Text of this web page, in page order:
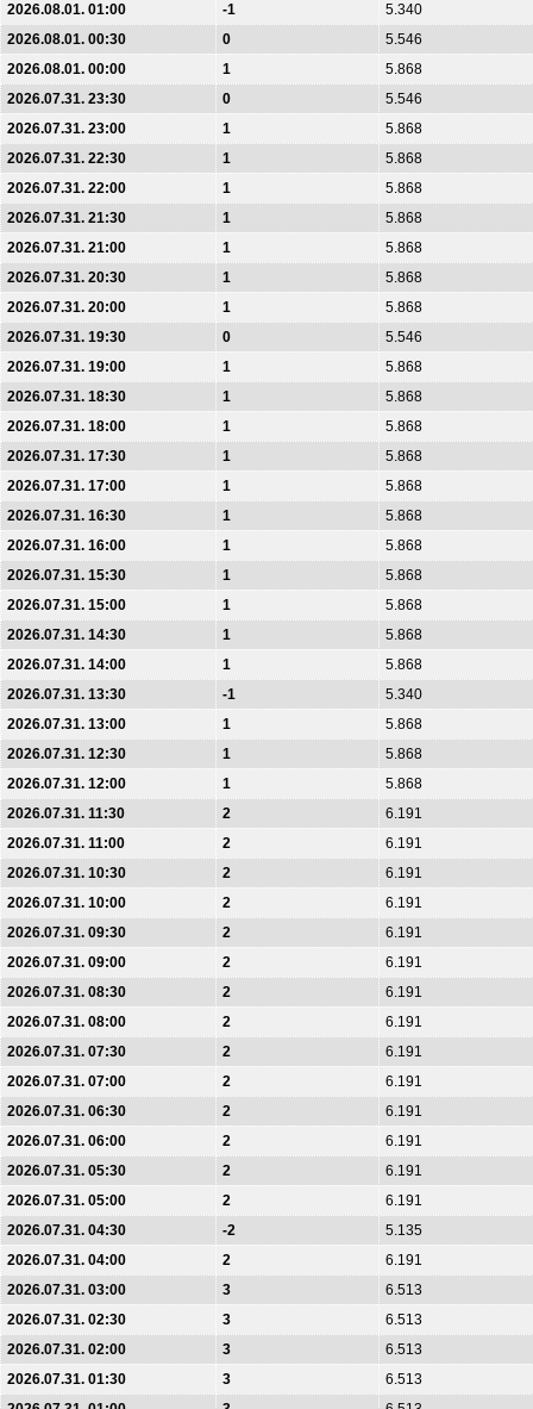
2026.08.01. 01:00
-1
5.340
2026.08.01. 00:30
0
5.546
2026.08.01. 00:00
1
5.868
2026.07.31. 23:30
0
5.546
2026.07.31. 23:00
1
5.868
2026.07.31. 22:30
1
5.868
2026.07.31. 22:00
1
5.868
2026.07.31. 21:30
1
5.868
2026.07.31. 21:00
1
5.868
2026.07.31. 20:30
1
5.868
2026.07.31. 20:00
1
5.868
2026.07.31. 19:30
0
5.546
2026.07.31. 19:00
1
5.868
2026.07.31. 18:30
1
5.868
2026.07.31. 18:00
1
5.868
2026.07.31. 17:30
1
5.868
2026.07.31. 17:00
1
5.868
2026.07.31. 16:30
1
5.868
2026.07.31. 16:00
1
5.868
2026.07.31. 15:30
1
5.868
2026.07.31. 15:00
1
5.868
2026.07.31. 14:30
1
5.868
2026.07.31. 14:00
1
5.868
2026.07.31. 13:30
-1
5.340
2026.07.31. 13:00
1
5.868
2026.07.31. 12:30
1
5.868
2026.07.31. 12:00
1
5.868
2026.07.31. 11:30
2
6.191
2026.07.31. 11:00
2
6.191
2026.07.31. 10:30
2
6.191
2026.07.31. 10:00
2
6.191
2026.07.31. 09:30
2
6.191
2026.07.31. 09:00
2
6.191
2026.07.31. 08:30
2
6.191
2026.07.31. 08:00
2
6.191
2026.07.31. 07:30
2
6.191
2026.07.31. 07:00
2
6.191
2026.07.31. 06:30
2
6.191
2026.07.31. 06:00
2
6.191
2026.07.31. 05:30
2
6.191
2026.07.31. 05:00
2
6.191
2026.07.31. 04:30
-2
5.135
2026.07.31. 04:00
2
6.191
2026.07.31. 03:00
3
6.513
2026.07.31. 02:30
3
6.513
2026.07.31. 02:00
3
6.513
2026.07.31. 01:30
3
6.513